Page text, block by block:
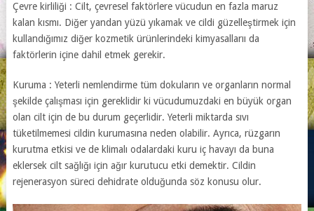
Çevre kirliliği : Cilt, çevresel faktörlere vücudun en fazla maruz
kalan kısmı. Diğer yandan yüzü yıkamak ve cildi güzelleştirmek için
kullandığımız diğer kozmetik ürünlerindeki kimyasallarıı da
faktörlerin içine dahil etmek gerekir.
Kuruma : Yeterli nemlendirme tüm dokuların ve organların normal
şekilde çalışması için gereklidir ki vücudumuzdaki en büyük organ
olan cilt için de bu durum geçerlidir. Yeterli miktarda sıvı
tüketilmemesi cildin kurumasına neden olabilir. Ayrıca, rüzgarın
kurutma etkisi ve de klimalı odalardaki kuru iç havayı da buna
eklersek cilt sağlığı için ağır kurutucu etki demektir. Cildin
rejenerasyon süreci dehidrate olduğunda söz konusu olur.